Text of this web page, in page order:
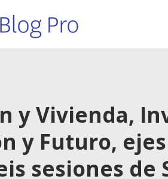
y Vivienda,
y Futuro,
sesiones de